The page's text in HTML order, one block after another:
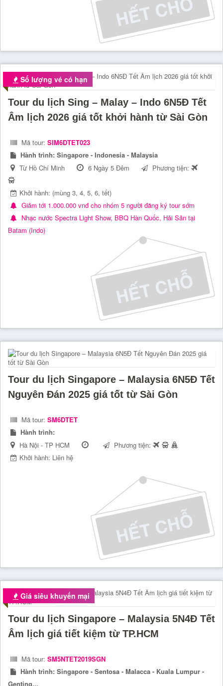
Số lượng vé có hạn
Tour du lịch Sing – Malay – Indo 6N5Đ Tết
Âm lịch 2026 giá tốt khởi hành từ Sài Gòn
Mã tour: SIM6DTET023
Hành trình: Singapore - Indonesia - Malaysia
Từ Hồ Chí Minh
6 Ngày 5 Đêm Phương tiện:
Khởi hành: (mùng 3, 4, 5, 6, tết)
Giảm tới 1.000.000 vnđ cho nhóm 5 người đăng ký tour sớm
Nhạc nước Spectra Light Show, BBQ Hàn Quốc, Hải Sản tại
Batam (Indo)
Tour du lịch Singapore – Malaysia 6N5Đ Tết
Nguyên Đán 2025 giá tốt từ Sài Gòn
Mã tour: SM6DTET
Hành trình:
Hà Nội - TP HCM
Phương tiện:
Khởi hành: Liên hệ
Giá siêu khuyến mại
Tour du lịch Singapore – Malaysia 5N4Đ Tết
Âm lịch giá tiết kiệm từ TP.HCM
Mã tour: SM5NTET2019SGN
Hành trình: Singapore - Sentosa - Malacca - Kuala Lumpur -
Genting...